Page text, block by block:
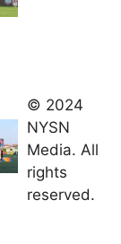
umum
Kejurnas
Panahan
Junior di
Kudus
© 2024
NYSN
Media. All
rights
reserved.